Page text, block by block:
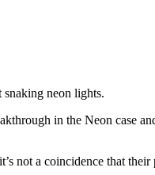
neon lights.
in the Neon case
not a coincidence that